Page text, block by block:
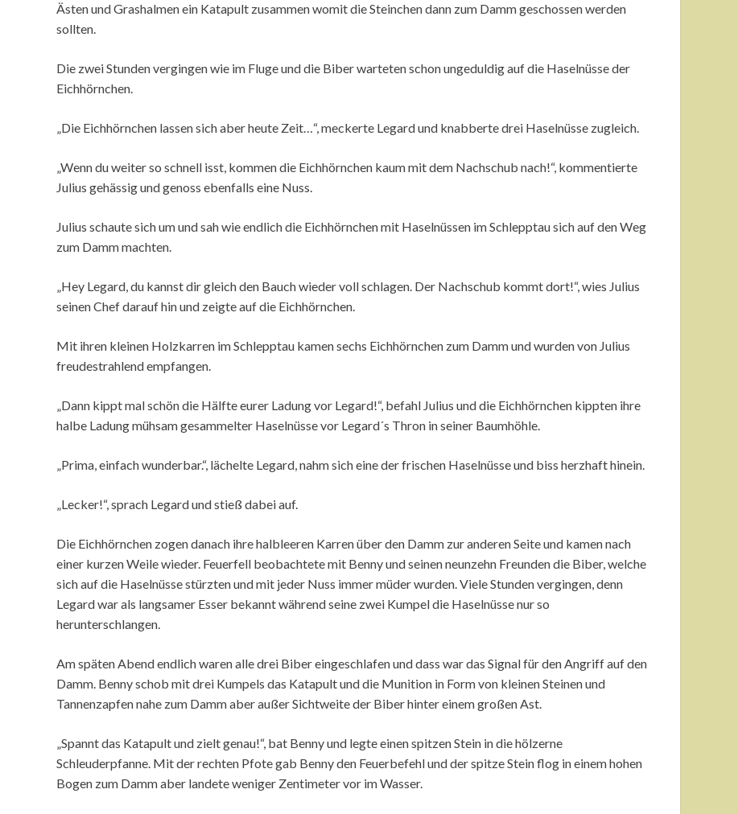
Ästen und Grashalmen ein Katapult zusammen womit die Steinchen dann zum Damm geschossen werden
sollten.
Die zwei Stunden vergingen wie im Fluge und die Biber warteten schon ungeduldig auf die Haselnüsse der
Eichhörnchen.
„Die Eichhörnchen lassen sich aber heute Zeit…“, meckerte Legard und knabberte drei Haselnüsse zugleich.
„Wenn du weiter so schnell isst, kommen die Eichhörnchen kaum mit dem Nachschub nach!“, kommentierte
Julius gehässig und genoss ebenfalls eine Nuss.
Julius schaute sich um und sah wie endlich die Eichhörnchen mit Haselnüssen im Schlepptau sich auf den Weg
zum Damm machten.
„Hey Legard, du kannst dir gleich den Bauch wieder voll schlagen. Der Nachschub kommt dort!“, wies Julius
seinen Chef darauf hin und zeigte auf die Eichhörnchen.
Mit ihren kleinen Holzkarren im Schlepptau kamen sechs Eichhörnchen zum Damm und wurden von Julius
freudestrahlend empfangen.
„Dann kippt mal schön die Hälfte eurer Ladung vor Legard!“, befahl Julius und die Eichhörnchen kippten ihre
halbe Ladung mühsam gesammelter Haselnüsse vor Legard´s Thron in seiner Baumhöhle.
„Prima, einfach wunderbar.“, lächelte Legard, nahm sich eine der frischen Haselnüsse und biss herzhaft hinein.
„Lecker!“, sprach Legard und stieß dabei auf.
Die Eichhörnchen zogen danach ihre halbleeren Karren über den Damm zur anderen Seite und kamen nach
einer kurzen Weile wieder. Feuerfell beobachtete mit Benny und seinen neunzehn Freunden die Biber, welche
sich auf die Haselnüsse stürzten und mit jeder Nuss immer müder wurden. Viele Stunden vergingen, denn
Legard war als langsamer Esser bekannt während seine zwei Kumpel die Haselnüsse nur so
herunterschlangen.
Am späten Abend endlich waren alle drei Biber eingeschlafen und dass war das Signal für den Angriff auf den
Damm. Benny schob mit drei Kumpels das Katapult und die Munition in Form von kleinen Steinen und
Tannenzapfen nahe zum Damm aber außer Sichtweite der Biber hinter einem großen Ast.
„Spannt das Katapult und zielt genau!“, bat Benny und legte einen spitzen Stein in die hölzerne
Schleuderpfanne. Mit der rechten Pfote gab Benny den Feuerbefehl und der spitze Stein flog in einem hohen
Bogen zum Damm aber landete weniger Zentimeter vor im Wasser.